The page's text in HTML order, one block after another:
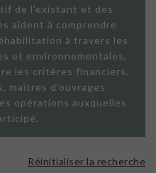
de l'existant et des
aident à comprendre
à travers les
et environnementales,
les critères financiers.
maîtres d'ouvrages
opérations auxquelles
Réinitialiser la recherche
FAÇADE SUR